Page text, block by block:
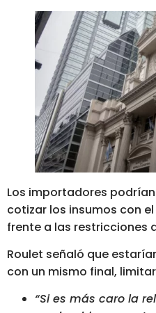
Los importadores
cotizar los insumos con
frente a las restricciones
Roulet señaló que
con un mismo final,
“Si es más caro la